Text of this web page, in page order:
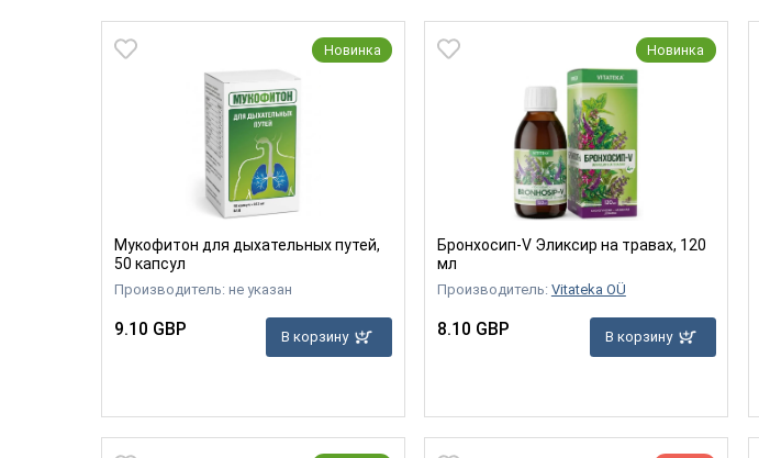
Новинка
Мукофитон для дыхательных путей,
50 капсул
Производитель: не указан
9.10 GBP В корзину
Новинка
Бронхосип-V Эликсир на травах, 120
мл
Производитель: Vitateka OÜ
8.10 GBP В корзину